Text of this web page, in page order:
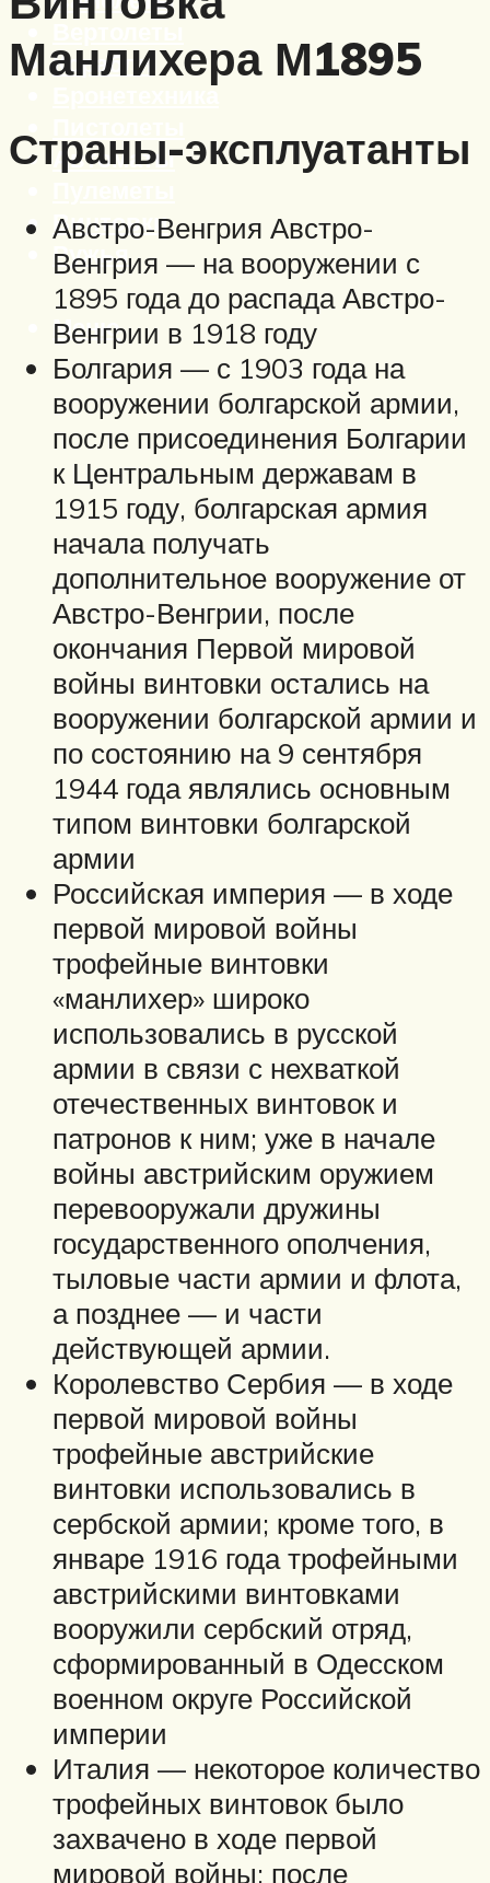
Корабли
Бронетехника
Автоматы
Винтовки
Ружья
Меню
Манлихера М1895
Страны-эксплуатанты
Австро-Венгрия Австро-
Венгрия — на вооружении с
1895 года до распада Австро-
Венгрии в 1918 году
Болгария — с 1903 года на
вооружении болгарской армии,
после присоединения Болгарии
к Центральным державам в
1915 году, болгарская армия
начала получать
дополнительное вооружение от
Австро-Венгрии, после
окончания Первой мировой
войны винтовки остались на
вооружении болгарской армии и
по состоянию на 9 сентября
1944 года являлись основным
типом винтовки болгарской
армии
Российская империя — в ходе
первой мировой войны
трофейные винтовки
«манлихер» широко
использовались в русской
армии в связи с нехваткой
отечественных винтовок и
патронов к ним; уже в начале
войны австрийским оружием
перевооружали дружины
государственного ополчения,
тыловые части армии и флота,
а позднее — и части
действующей армии.
Королевство Сербия — в ходе
первой мировой войны
трофейные австрийские
винтовки использовались в
сербской армии; кроме того, в
январе 1916 года трофейными
австрийскими винтовками
вооружили сербский отряд,
сформированный в Одесском
военном округе Российской
империи
Италия — некоторое количество
трофейных винтовок было
захвачено в ходе первой
мировой войны; после